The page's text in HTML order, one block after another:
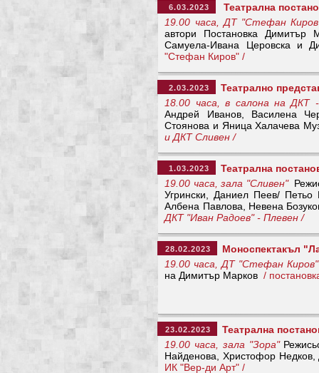
6.03.2023
Театрална
19.00 часа, ДТ "Стефан
автори Постановка Димитър
Самуела-Ивана Церовска и
"Стефан Киров" /
2.03.2023
Театрално
18.00 часа, в салона на ДКТ
Андрей Иванов, Василена
Стоянова и Яница Халачева
и ДКТ Сливен /
1.03.2023
Театрална
19.00 часа, зала "Сливен"
Угрински, Даниел Пеев/
Албена Павлова, Невена
ДКТ "Иван Радоев" - Плевен /
28.02.2023
Моноспектакъл
19.00 часа, ДТ "Стефан Киров"
на Димитър Марков/
23.02.2023
Театрална
19.00 часа, зала "Зора"
Найденова, Христофор
ИК "Вер-ди Арт" /